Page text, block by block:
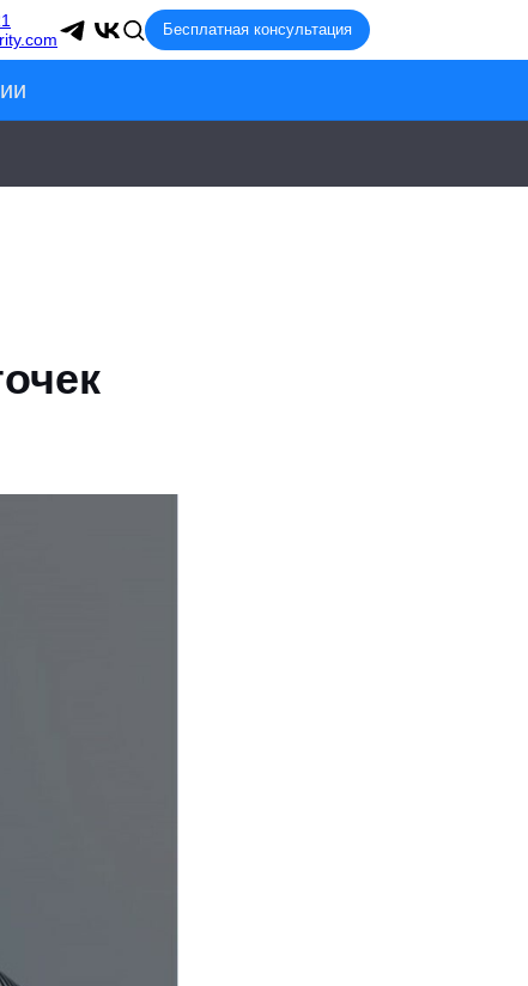
Бесплатная консультация